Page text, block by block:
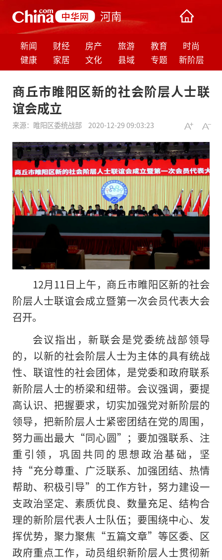
河南
新闻 财经 房产 旅游 教育
时尚
健康
家居 文化 县域 专题 新阶层
商丘市睢阳区新的社会阶层人士联
谊会成立
来源： 睢阳区委统战部 2020-12-29 09:03:23
12月11日上午，商丘市睢阳区新的社会
阶层人士联谊会成立暨第一次会员代表大会
召开。
会议指出，新联会是党委统战部领导
的，以新的社会阶层人士为主体的具有统战
性、联谊性的社会团体，是党委和政府联系
新阶层人士的桥梁和纽带。会议强调，要提
高认识、把握要求，切实加强党对新阶层的
领导，把新阶层人士紧密团结在党的周围，
努力画出最大“同心圆”；要加强联系、注
重引领，巩固共同的思想政治基础，坚
持“充分尊重、广泛联系、加强团结、热情
帮助、积极引导”的工作方针，努力建设一
支政治坚定、素质优良、数量充足、结构合
理的新阶层代表人士队伍；要围绕中心、发
挥优势，聚力聚焦“五篇文章”等区委、区
政府重点工作，动员组织新阶层人士贯彻新